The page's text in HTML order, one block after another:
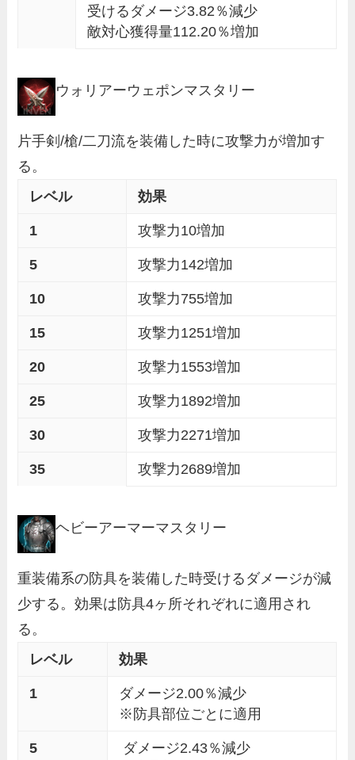
受けるダメージ3.82％減少
敵対心獲得量112.20％増加
ウォリアーウェポンマスタリー
片手剣/槍/二刀流を装備した時に攻撃力が増加す
る。
レベル
効果
1 攻撃力10増加
5 攻撃力142増加
10 攻撃力755増加
15 攻撃力1251増加
20 攻撃力1553増加
25 攻撃力1892増加
30 攻撃力2271増加
35 攻撃力2689増加
ヘビーアーマーマスタリー
重装備系の防具を装備した時受けるダメージが減
少する。効果は防具4ヶ所それぞれに適用され
る。
レベル
効果
1
ダメージ2.00％減少
※防具部位ごとに適用
5
ダメージ2.43％減少